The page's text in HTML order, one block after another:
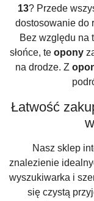
13? Przede
dostosowanie do
Bez względu na
słońce, te opony
na drodze. Z
Łatwość
Nasz sklep
znalezienie
wyszukiwarka i
się czystą